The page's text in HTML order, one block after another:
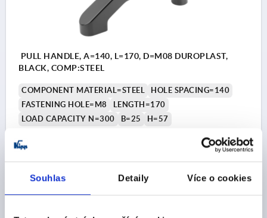
Souhlas Detaily Více o cookies
PULL HANDLE, A=140, L=170, D=M08 DUROPLAST,
BLACK, COMP:STEEL
COMPONENT MATERIAL=STEEL
HOLE SPACING=140
FASTENING HOLE=M8
LENGTH=170
LOAD CAPACITY N=300
B=25 H=57
plus sales tax
plus shipping costs
DETAILS